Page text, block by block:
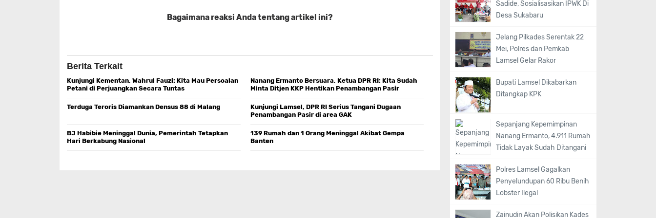
Bagaimana reaksi Anda tentang artikel ini?
Berita Terkait
Kunjungi Kementan, Wahrul Fauzi: Kita Mau Persoalan
Petani di Perjuangkan Secara Tuntas
Nanang Ermanto Bersuara, Ketua DPR RI: Kita Sudah
Minta Ditjen KKP Hentikan Penambangan Pasir
Terduga Teroris Diamankan Densus 88 di Malang
Kunjungi Lamsel, DPR RI Serius Tangani Dugaan
Penambangan Pasir di area GAK
BJ Habibie Meninggal Dunia, Pemerintah Tetapkan
Hari Berkabung Nasional
139 Rumah dan 1 Orang Meninggal Akibat Gempa
Banten
Sadide, Sosialisasikan IPWK Di
Desa Sukabaru
Jelang Pilkades Serentak 22
Mei, Polres dan Pemkab
Lamsel Gelar Rakor
Bupati Lamsel Dikabarkan
Ditangkap KPK
Sepanjang Kepemimpinan
Nanang Ermanto, 4.911 Rumah
Tidak Layak Sudah Ditangani
Polres Lamsel Gagalkan
Penyelundupan 60 Ribu Benih
Lobster Ilegal
Zainudin Akan Polisikan Kades